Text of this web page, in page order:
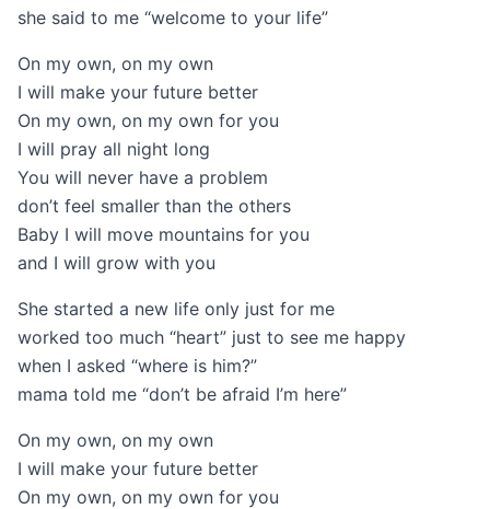
she said to me “welcome to your life”
On my own, on my own
I will make your future better
On my own, on my own for you
I will pray all night long
You will never have a problem
don’t feel smaller than the others
Baby I will move mountains for you
and I will grow with you
She started a new life only just for me
worked too much “heart” just to see me happy
when I asked “where is him?”
mama told me “don’t be afraid I’m here”
On my own, on my own
I will make your future better
On my own, on my own for you